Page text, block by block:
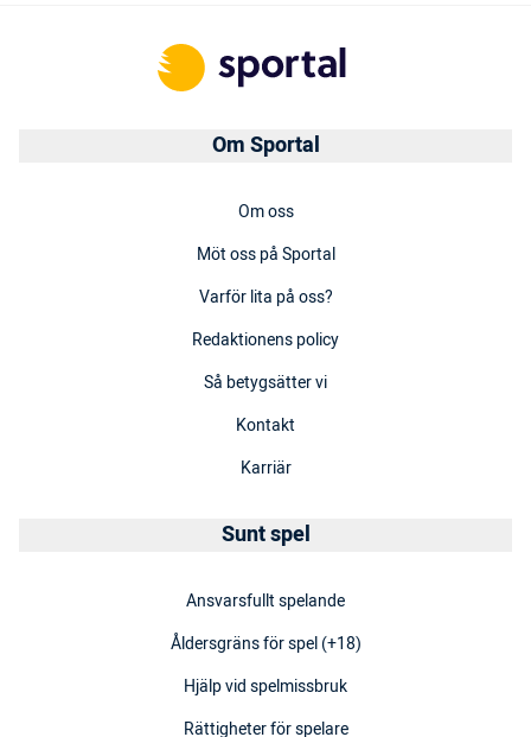
Om Sportal
Om oss
Möt oss på Sportal
Varför lita på oss?
Redaktionens policy
Så betygsätter vi
Kontakt
Karriär
Sunt spel
Ansvarsfullt spelande
Åldersgräns för spel (+18)
Hjälp vid spelmissbruk
Rättigheter för spelare